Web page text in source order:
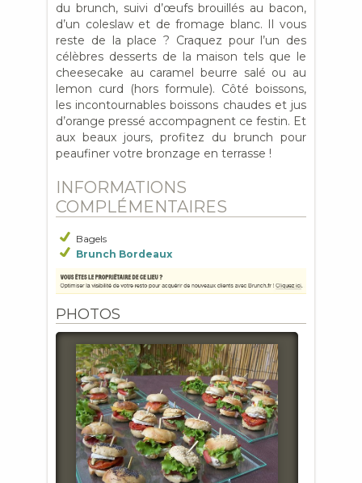
du brunch, suivi d’œufs brouillés au bacon,
d’un coleslaw et de fromage blanc. Il vous
reste de la place ? Craquez pour l’un des
célèbres desserts de la maison tels que le
cheesecake au caramel beurre salé ou au
lemon curd (hors formule). Côté boissons,
les incontournables boissons chaudes et jus
d’orange pressé accompagnent ce festin. Et
aux beaux jours, profitez du brunch pour
peaufiner votre bronzage en terrasse !
INFORMATIONS
COMPLÉMENTAIRES
Bagels
Brunch Bordeaux
PHOTOS